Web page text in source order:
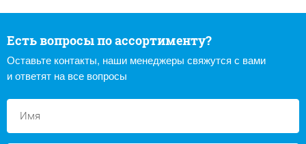
Есть вопросы по ассортименту?
Оставьте контакты, наши менеджеры свяжутся с вами
и ответят на все вопросы